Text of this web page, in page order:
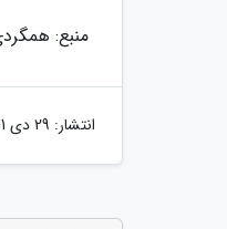
منبع:
انتشار: 29 دی 1401